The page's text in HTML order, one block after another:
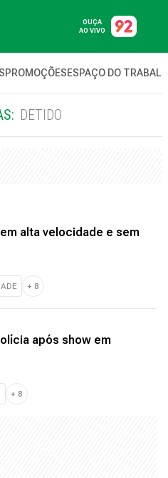
OUÇA
AO VIVO
PROMOÇÕESESPAÇO DO
DETIDO
alta velocidade e sem
+ 8
após show em
+ 8